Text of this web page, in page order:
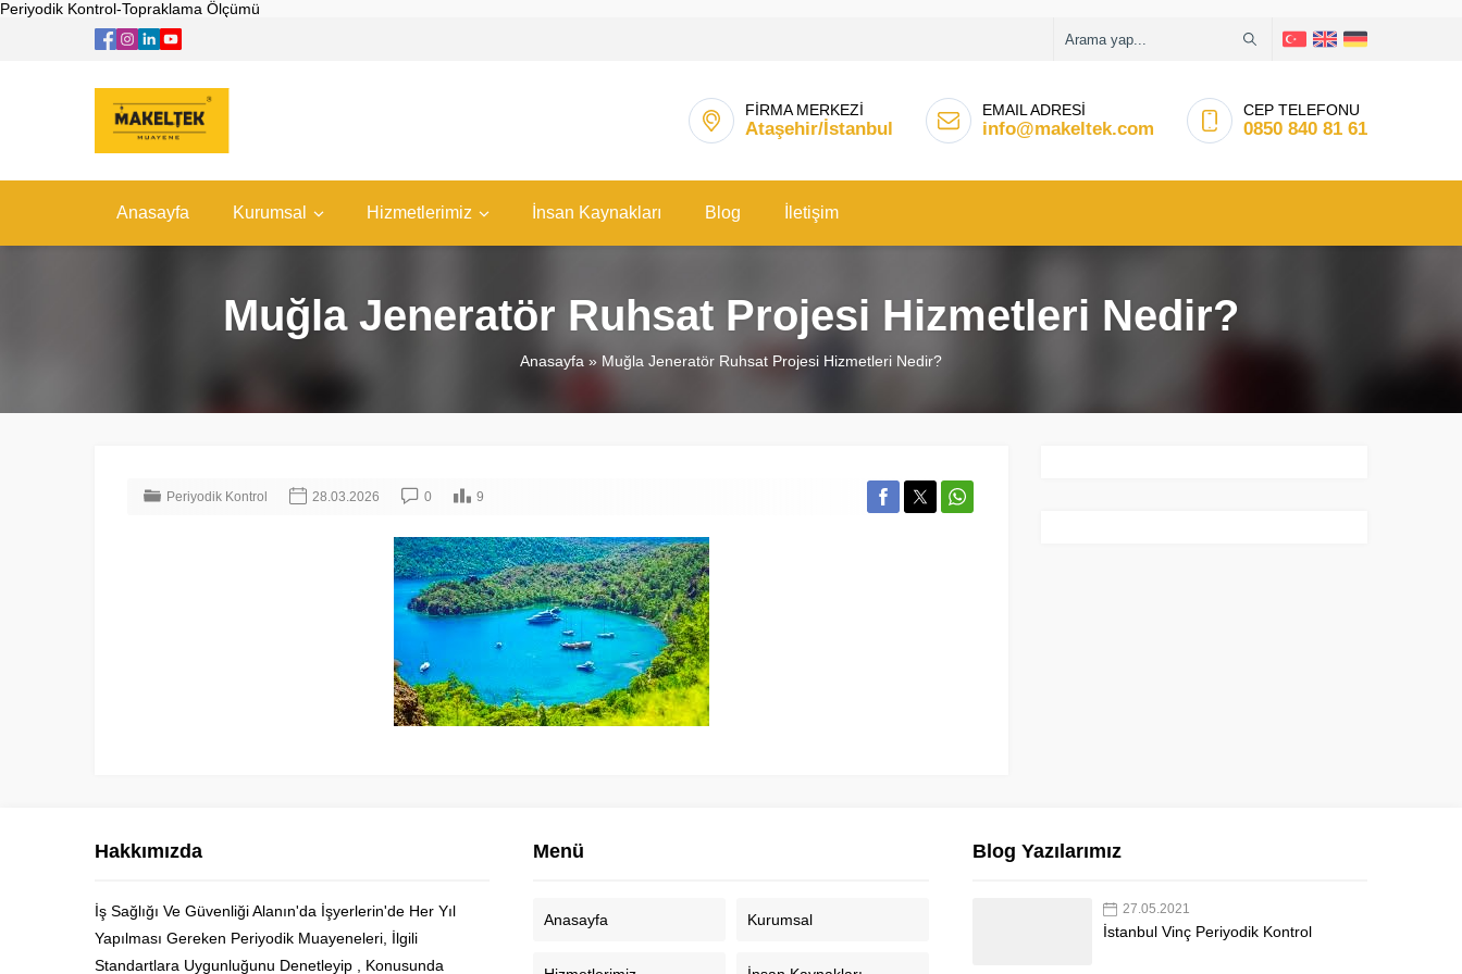
Periyodik Kontrol-Topraklama Ölçümü
FİRMA MERKEZİ
Ataşehir/İstanbul
EMAIL ADRESİ
info@makeltek.com
CEP TELEFONU
0850 840 81 61
Anasayfa Kurumsal Hizmetlerimiz İnsan Kaynakları Blog İletişim
Muğla Jeneratör Ruhsat Projesi Hizmetleri Nedir?
Anasayfa » Muğla Jeneratör Ruhsat Projesi Hizmetleri Nedir?
Periyodik Kontrol 28.03.2026 0 9
Hakkımızda
İş Sağlığı Ve Güvenliği Alanın'da İşyerlerin'de Her Yıl
Yapılması Gereken Periyodik Muayeneleri, İlgili
Standartlara Uygunluğunu Denetleyip , Konusunda
Menü
Anasayfa Kurumsal
Blog Yazılarımız
27.05.2021
İstanbul Vinç Periyodik Kontrol
Cüneyt Bey